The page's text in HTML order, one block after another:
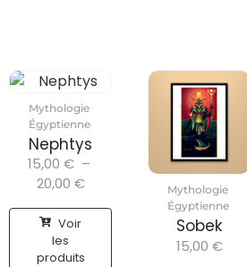
Mythologie
Égyptienne
Nephtys
15,00 € –
20,00 €
Voir
les
produits
Mythologie
Égyptienne
Sobek
15,00 €